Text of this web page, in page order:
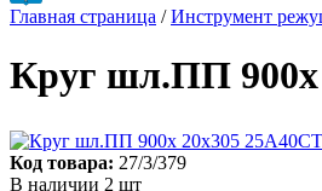
Главная страница / Инструмент
Круг шл.ПП 900х
Код товара: 27/3/379
В наличии 2 шт